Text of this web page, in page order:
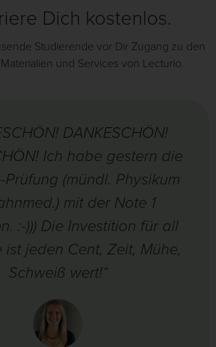
Dich kostenlos.
Studierende vor Dir Zugang zu den
und Services von Lecturio.
DANKESCHÖN!
Ich habe gestern die
(mündl. Physikum
mit der Note 1
:-))) Die Investition für all
ist jeden Cent, Zeit, Mühe,
Schweiß wert!“